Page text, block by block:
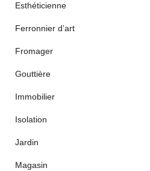
Esthéticienne
Ferronnier d’art
Fromager
Gouttière
Immobilier
Isolation
Jardin
Magasin